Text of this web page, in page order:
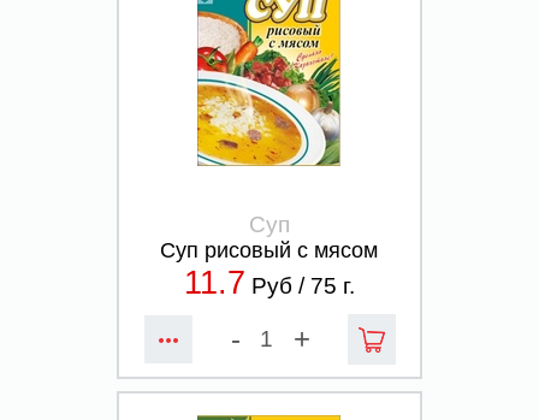
Суп
Суп рисовый с мясом
11.7 Руб / 75 г.
- +